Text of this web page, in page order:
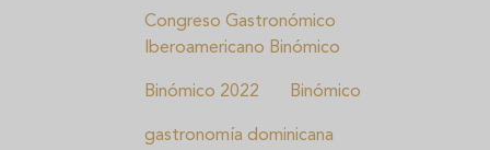
Congreso Gastronómico
Iberoamericano Binómico
Binómico 2022 Binómico
gastronomía dominicana